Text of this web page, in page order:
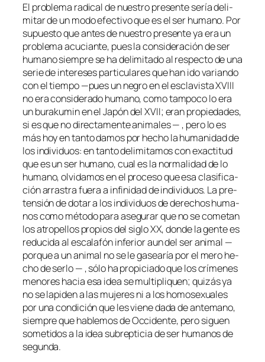
El pro­ble­ma ra­di­cal de nues­tro pre­sen­te se­ría de­li­
mi­tar de un mo­do efec­ti­vo que es el ser hu­mano. Por
su­pues­to que an­tes de nues­tro pre­sen­te ya era un
pro­ble­ma acu­cian­te, pues la con­si­de­ra­ción de ser
hu­mano siem­pre se ha de­li­mi­ta­do al res­pec­to de una
se­rie de in­tere­ses par­ti­cu­la­res que han ido va­rian­do
con el tiem­po —pues un ne­gro en el es­cla­vis­ta XVIII
no era con­si­de­ra­do hu­mano, co­mo tam­po­co lo era
unbu­ra­ku­minen elJapóndel XVII; eran pro­pie­da­des,
si es que no di­rec­ta­men­te ani­ma­les — , pe­ro lo es
más hoy en tan­to da­mos por he­cho la hu­ma­ni­dad de
los in­di­vi­duos: en tan­to de­li­mi­ta­mos con exac­ti­tud
que es un ser hu­mano, cual es la nor­ma­li­dad de lo
hu­mano, ol­vi­da­mos en el pro­ce­so que esa cla­si­fi­ca­
ción arras­tra fue­ra a in­fi­ni­dad de in­di­vi­duos. La pre­
ten­sión de do­tar a los in­di­vi­duos de de­re­chos hu­ma­
nos co­mo mé­to­do pa­ra ase­gu­rar que no se co­me­tan
los atro­pe­llos pro­pios del si­glo XX, don­de la gen­te es
re­du­ci­da al es­ca­la­fón in­fe­rior aun del ser ani­mal —
por­que a un ani­mal no se le ga­sea­ría por el me­ro he­
cho de ser­lo — , só­lo ha pro­pi­cia­do que los crí­me­nes
me­no­resha­cia esa idea se mul­ti­pli­quen; qui­zás ya
no se la­pi­den a las mu­je­res ni a los ho­mo­se­xua­les
por una con­di­ción que les vie­ne da­da de an­te­mano,
siem­pre que ha­ble­mos deOccidente, pe­ro si­guen
so­me­ti­dos a la idea su­brep­ti­cia de ser hu­ma­nos de
segunda.